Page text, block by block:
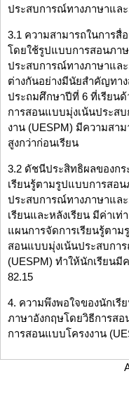
ประสบการณ์ทางภาษาแล
3.1 ความสามารถในการสื่
โดยใช้รูปแบบการสอนภา
ประสบการณ์ทางภาษาแล
ต่างกันอย่างมีนัยสำคัญทา
ประถมศึกษาปีที่ 6 ที่เรียน
การสอนแบบมุ่งเน้นประส
งาน (UESPM) มีความสา
สูงกว่าก่อนเรียน
3.2 ดัชนีประสิทธิผลของก
เรียนรู้ตามรูปแบบการสอ
ประสบการณ์ทางภาษาแล
เรียนและหลังเรียน มีค่าเท่
แผนการจัดการเรียนรู้ตา
สอนแบบมุ่งเน้นประสบกา
(UESPM) ทำให้นักเรียนมี
82.15
4. ความพึงพอใจของนักเ
ภาษาอังกฤษโดยวิธีการส
การสอนแบบโครงงาน